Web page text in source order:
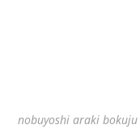
nobuyoshi araki